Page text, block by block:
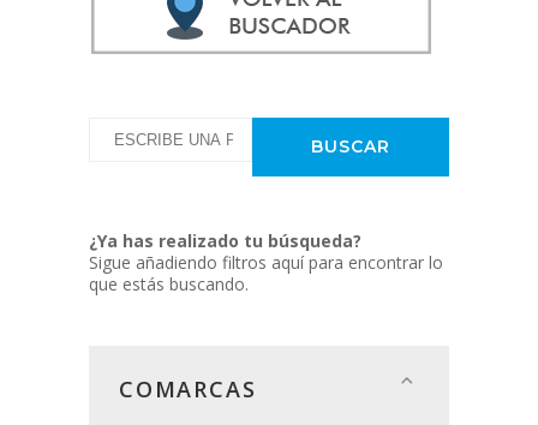
¿Ya has realizado tu búsqueda?
Sigue añadiendo filtros aquí para encontrar lo
que estás buscando.
COMARCAS